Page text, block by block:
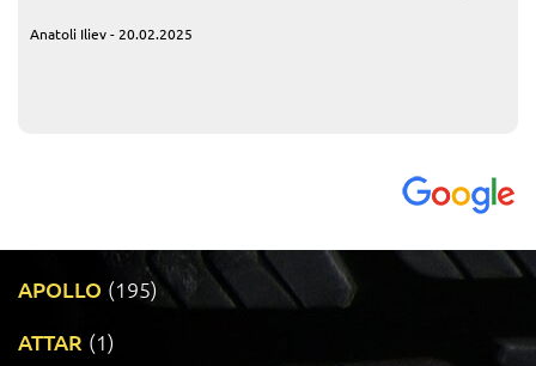
Anatoli Iliev - 20.02.2025
APOLLO (195)
ATTAR (1)